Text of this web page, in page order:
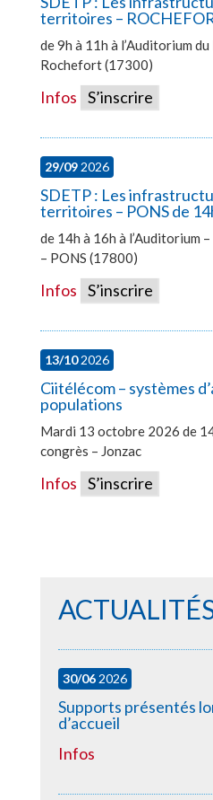
territoires –
de 9h à 11h à l’Auditorium
Rochefort (17300)
Infos S’inscrire
29/092026
SDETP : Les
territoires – PONS de
de 14h à 16h à l’Auditorium
– PONS (17800)
Infos S’inscrire
13/102026
Ciitélécom – systèmes
populations
Mardi 13 octobre 2026 de
congrès – Jonzac
Infos S’inscrire
30/062026
Supports présentés
d’accueil
Infos